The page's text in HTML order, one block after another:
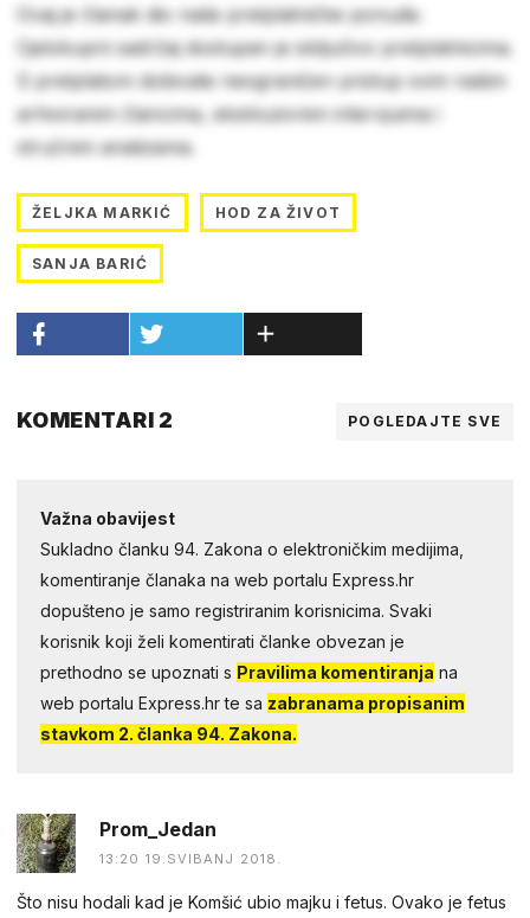
Ovaj je članak dio naše pretplatničke ponude.
Cjelokupni sadržaj dostupan je isključivo pretplatnicima.
S pretplatom dobivate neograničen pristup svim našim
arhiviranim člancima, ekskluzivnim intervjuima i
stručnim analizama.
ŽELJKA MARKIĆ HOD ZA ŽIVOT
SANJA BARIĆ
KOMENTARI 2 POGLEDAJTE SVE
Važna obavijest
Sukladno članku 94. Zakona o elektroničkim medijima,
komentiranje članaka na web portalu Express.hr
dopušteno je samo registriranim korisnicima. Svaki
korisnik koji želi komentirati članke obvezan je
prethodno se upoznati s Pravilima komentiranja na
web portalu Express.hr te sa zabranama propisanim
stavkom 2. članka 94. Zakona.
Prom_Jedan
13:20 19.SVIBANJ 2018.
Što nisu hodali kad je Komšić ubio majku i fetus. Ovako je fetus